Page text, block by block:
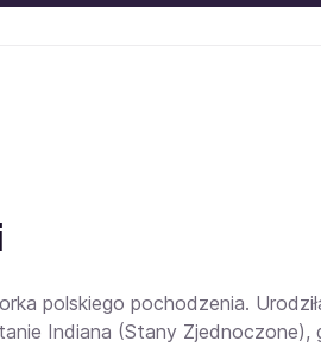
polskiego pochodzenia.
Indiana (Stany Zjednoczone),